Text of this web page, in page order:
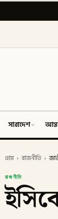
সারাদেশ
হোম › রাজনীতি ›
রাজনীতি